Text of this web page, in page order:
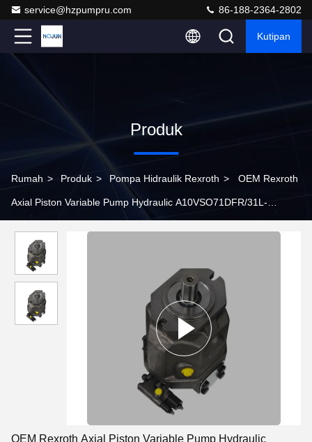
service@hzpumpru.com 86-188-2364-2802
Kutipan
Produk
Rumah > Produk > Pompa Hidraulik Rexroth > OEM Rexroth
Axial Piston Variable Pump Hydraulic A10VSO71DFR/31L-
OEM Rexroth Axial Piston Variable Pump Hydraulic